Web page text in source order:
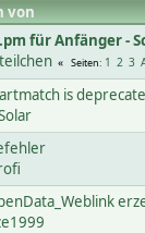
von
für Anfänger
Seiten 1 2 3
is